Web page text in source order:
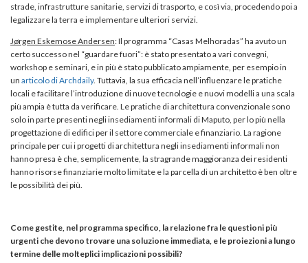
strade, infrastrutture sanitarie, servizi di trasporto, e così via, procedendo poi a
legalizzare la terra e implementare ulteriori servizi.
Jørgen Eskemose Andersen: Il programma “Casas Melhoradas” ha avuto un
certo successo nel “guardare fuori”: è stato presentato a vari convegni,
workshop e seminari, e in più è stato pubblicato ampiamente, per esempio in
un articolo di Archdaily. Tuttavia, la sua efficacia nell’influenzare le pratiche
locali e facilitare l’introduzione di nuove tecnologie e nuovi modelli a una scala
più ampia è tutta da verificare. Le pratiche di architettura convenzionale sono
solo in parte presenti negli insediamenti informali di Maputo, per lo più nella
progettazione di edifici per il settore commerciale e finanziario. La ragione
principale per cui i progetti di architettura negli insediamenti informali non
hanno presa è che, semplicemente, la stragrande maggioranza dei residenti
hanno risorse finanziarie molto limitate e la parcella di un architetto è ben oltre
le possibilità dei più.
Come gestite, nel programma specifico, la relazione fra le questioni più
urgenti che devono trovare una soluzione immediata, e le proiezioni a lungo
termine delle molteplici implicazioni possibili?